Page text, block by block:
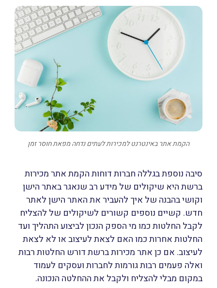
הקמת אתר באינטרנט למכירות לעתים נדחה מפאת חוסר זמן
סיבה נוספת בגללה חברות דוחות הקמת אתר מכירות
ברשת היא שיקולים של מידע רב שנאגר באתר הישן
וקושי בהבנה של איך להעביר את האתר הישן לאתר
חדש. קשיים נוספים קשורים לשיקולים של להצליח
לקבל החלטות כמו מי הספק הנכון לביצוע התהליך ועד
החלטות אחרות כמו האם לצאת לעיצוב או לא לצאת
לעיצוב. אם כן אתר מכירות ברשת דורש החלטות רבות
ואלה פעמים רבות גורמות לחברות ועסקים לעמוד
במקום מבלי להצליח ולקבל את ההחלטה הנכונה.